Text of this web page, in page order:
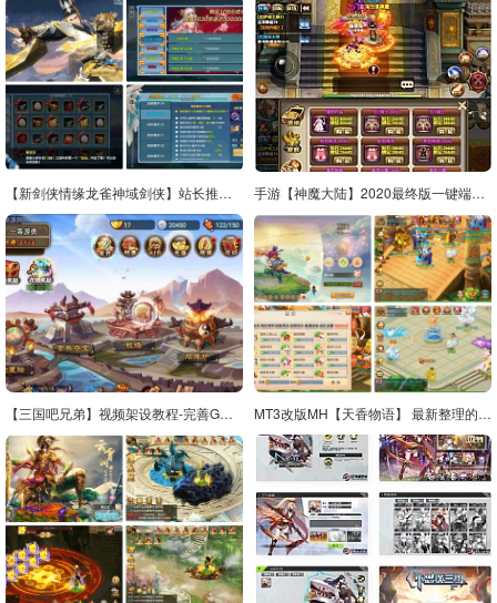
【新剑侠情缘龙雀神域剑侠】站长推荐3D唯美梦幻仙侠手游-linux手工服务端源码视频架设教程-GM后台-安卓版本 手游【神魔大陆】2020最终版一键端+GM后台附带视频教程
【三国吧兄弟】视频架设教程-完善GM充值工具，最新打包win服务端源码 MT3改版MH【天香物语】 最新整理的Linux手工服务端+安卓和苹果双端支持+GM后台管理+详细搭建教程+完整源码